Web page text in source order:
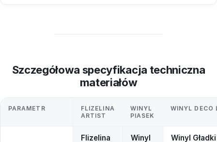
Szczegółowa specyfikacja techniczna
materiałów
PARAMETR
FLIZELINA
ARTIST
WINYL
PIASEK
WINYL DECO
Flizelina Winyl Winyl Gładki